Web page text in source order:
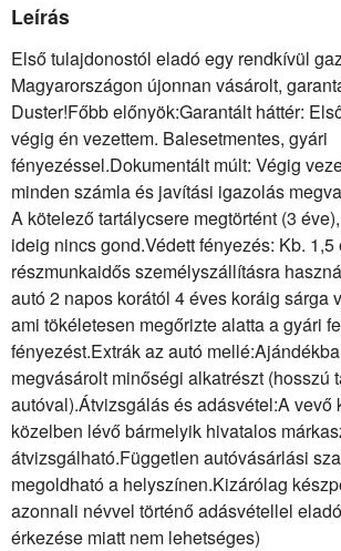
Leírás
Első tulajdonostól eladó egy rendkívül
Magyarországon újonnan vásárolt,
Duster!Főbb előnyök:Garantált háttér:
végig én vezettem. Balesetmentes, gyári
fényezéssel.Dokumentált múlt: Végig
minden számla és javítási igazolás
A kötelező tartálycsere megtörtént (3
ideig nincs gond.Védett fényezés: Kb. 1,5
részmunkaidős személyszállításra
autó 2 napos korától 4 éves koráig sárga
ami tökéletesen megőrizte alatta a gyári
fényezést.Extrák az autó
megvásárolt minőségi alkatrészt (hosszú
autóval).Átvizsgálás és adásvétel:A vevő
közelben lévő bármelyik hivatalos
átvizsgálható.Független autóvásárlási
megoldható a helyszínen.Kizárólag
azonnali névvel történő adásvétellel
érkezése miatt nem lehetséges)